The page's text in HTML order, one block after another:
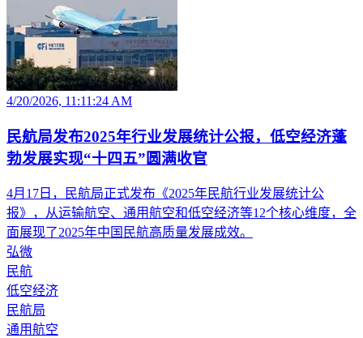
4/20/2026, 11:11:24 AM
民航局发布2025年行业发展统计公报，低空经济蓬
勃发展实现“十四五”圆满收官
4月17日，民航局正式发布《2025年民航行业发展统计公
报》，从运输航空、通用航空和低空经济等12个核心维度，全
面展现了2025年中国民航高质量发展成效。
弘微
民航
低空经济
民航局
通用航空